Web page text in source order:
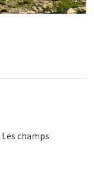
Les champs